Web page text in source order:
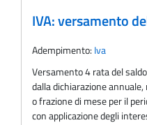
IVA: versamento
Adempimento: Iva
Versamento 4 rata del
dalla dichiarazione
o frazione di mese per il
con applicazione degli